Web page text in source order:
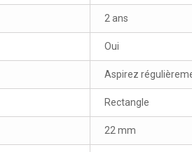
2 ans
Oui
Aspirez
Rectangle
22 mm